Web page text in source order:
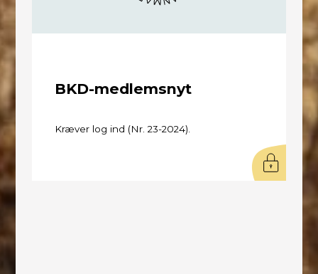
BKD-medlemsnyt
Kræver log ind (Nr. 23-2024).